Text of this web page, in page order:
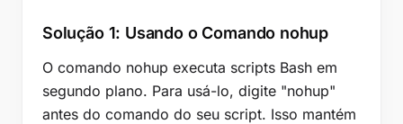
Solução 1: Usando o Comando nohup
O comando nohup executa scripts Bash em
segundo plano. Para usá-lo, digite "nohup"
antes do comando do seu script. Isso mantém